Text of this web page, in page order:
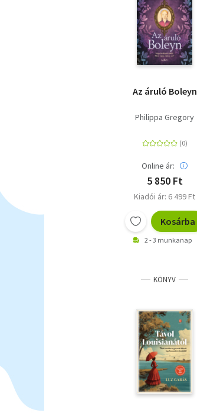
Az áruló Boleyn
Philippa Gregory
Online ár:
5 850 Ft
Kiadói ár: 6 499 Ft
Kosárba
2 - 3 munkanap
KÖNYV